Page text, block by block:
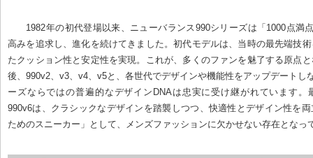
1982年の初代登場以来、ニューバランス990シリーズは「1000点満
高みを追求し、進化を続けてきました。初代モデルは、当時の最先端技
たクッション性と安定性を実現。これが、多くのファンを魅了する原点
後、990v2、v3、v4、v5と、各世代でデザインや機能性をアップデートし
ーズならではの普遍的なデザインDNAは忠実に受け継がれています。
990v6は、クラシックなデザインを踏襲しつつ、快適性とデザイン性を
ためのスニーカー」として、メンズファッションに欠かせない存在となっ